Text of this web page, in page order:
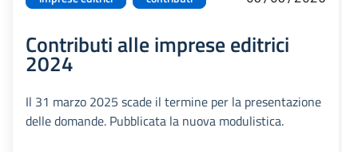
Contributi alle imprese editrici
2024
Il 31 marzo 2025 scade il termine per la presentazione
delle domande. Pubblicata la nuova modulistica.